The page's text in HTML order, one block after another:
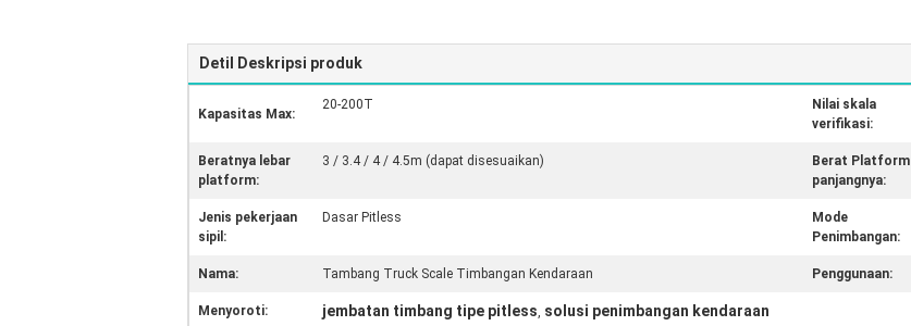
Detil Deskripsi produk
Kapasitas Max:
20-200T
Nilai skala
verifikasi:
Beratnya lebar
platform:
3 / 3.4 / 4 / 4.5m (dapat disesuaikan)
Berat Platform
panjangnya:
Jenis pekerjaan
sipil:
Dasar Pitless
Mode
Penimbangan:
Nama: Tambang Truck Scale Timbangan Kendaraan Penggunaan:
Menyoroti: jembatan timbang tipe pitless, solusi penimbangan kendaraan